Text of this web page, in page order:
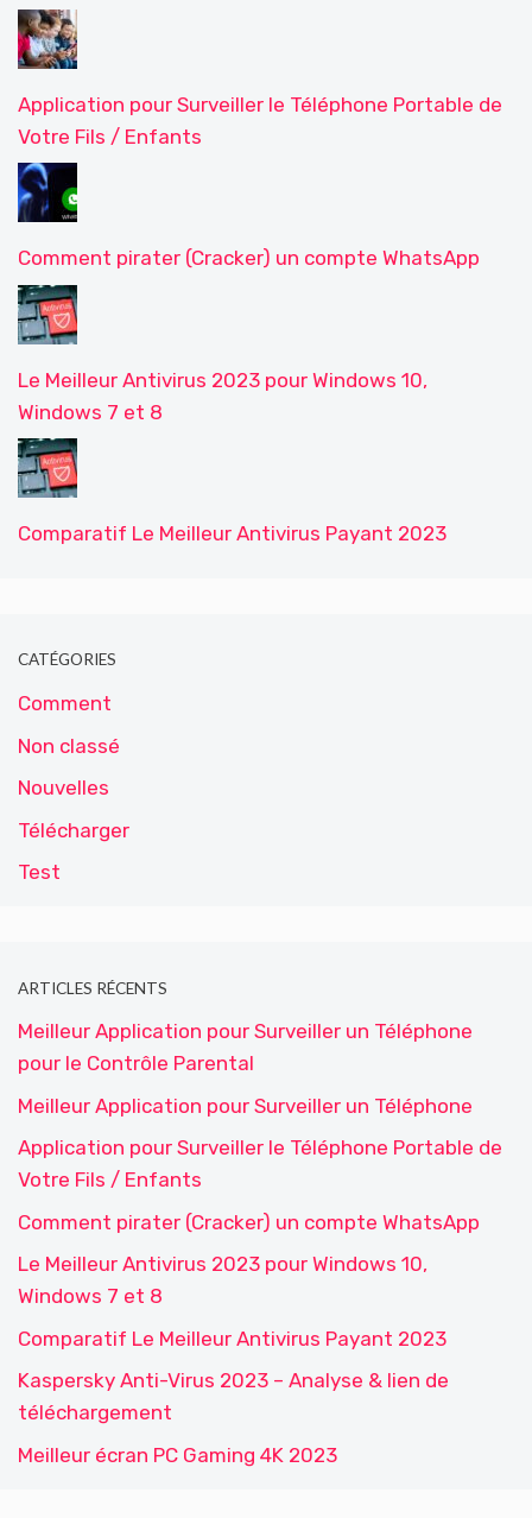
Application pour Surveiller le Téléphone Portable de
Votre Fils / Enfants
Comment pirater (Cracker) un compte WhatsApp
Le Meilleur Antivirus 2023 pour Windows 10,
Windows 7 et 8
Comparatif Le Meilleur Antivirus Payant 2023
CATÉGORIES
Comment
Non classé
Nouvelles
Télécharger
Test
ARTICLES RÉCENTS
Meilleur Application pour Surveiller un Téléphone
pour le Contrôle Parental
Meilleur Application pour Surveiller un Téléphone
Application pour Surveiller le Téléphone Portable de
Votre Fils / Enfants
Comment pirater (Cracker) un compte WhatsApp
Le Meilleur Antivirus 2023 pour Windows 10,
Windows 7 et 8
Comparatif Le Meilleur Antivirus Payant 2023
Kaspersky Anti-Virus 2023 – Analyse & lien de
téléchargement
Meilleur écran PC Gaming 4K 2023